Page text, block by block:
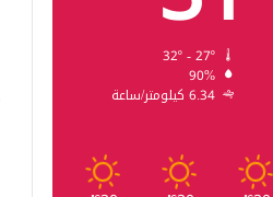
90%
6.34 كيلومتر/ساعة